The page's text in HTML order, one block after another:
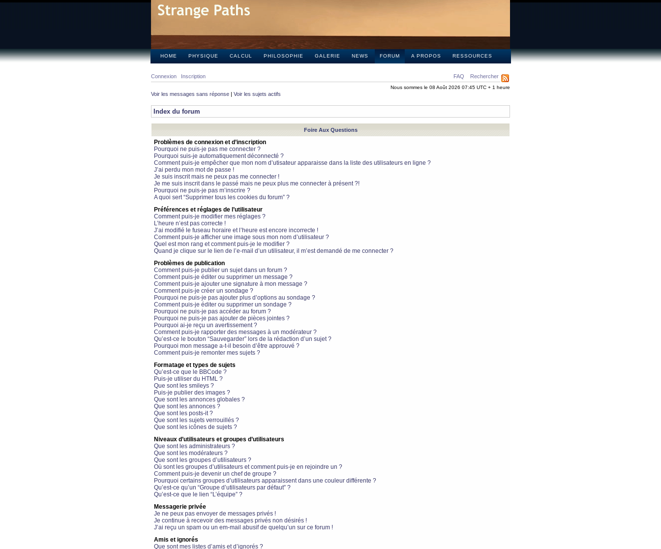
HOME PHYSIQUE CALCUL PHILOSOPHIE GALERIE NEWS FORUM A PROPOS RESSOURCES
FAQ Rechercher
Connexion Inscription
Nous sommes le 08 Août 2026 07:45 UTC + 1 heure
Voir les messages sans réponse | Voir les sujets actifs
Index du forum
Foire Aux Questions
Problèmes de connexion et d’inscription
Pourquoi ne puis-je pas me connecter ?
Pourquoi suis-je automatiquement déconnecté ?
Comment puis-je empêcher que mon nom d’utisateur apparaisse dans la liste des utilisateurs en ligne ?
J’ai perdu mon mot de passe !
Je suis inscrit mais ne peux pas me connecter !
Je me suis inscrit dans le passé mais ne peux plus me connecter à présent ?!
Pourquoi ne puis-je pas m’inscrire ?
A quoi sert “Supprimer tous les cookies du forum” ?
Préférences et réglages de l’utilisateur
Comment puis-je modifier mes réglages ?
L’heure n’est pas correcte !
J’ai modifié le fuseau horaire et l’heure est encore incorrecte !
Comment puis-je afficher une image sous mon nom d’utilisateur ?
Quel est mon rang et comment puis-je le modifier ?
Quand je clique sur le lien de l’e-mail d’un utilisateur, il m’est demandé de me connecter ?
Problèmes de publication
Comment puis-je publier un sujet dans un forum ?
Comment puis-je éditer ou supprimer un message ?
Comment puis-je ajouter une signature à mon message ?
Comment puis-je créer un sondage ?
Pourquoi ne puis-je pas ajouter plus d’options au sondage ?
Comment puis-je éditer ou supprimer un sondage ?
Pourquoi ne puis-je pas accéder au forum ?
Pourquoi ne puis-je pas ajouter de pièces jointes ?
Pourquoi ai-je reçu un avertissement ?
Comment puis-je rapporter des messages à un modérateur ?
Qu’est-ce le bouton “Sauvegarder” lors de la rédaction d’un sujet ?
Pourquoi mon message a-t-il besoin d’être approuvé ?
Comment puis-je remonter mes sujets ?
Formatage et types de sujets
Qu’est-ce que le BBCode ?
Puis-je utiliser du HTML ?
Que sont les smileys ?
Puis-je publier des images ?
Que sont les annonces globales ?
Que sont les annonces ?
Que sont les posts-it ?
Que sont les sujets verrouillés ?
Que sont les icônes de sujets ?
Niveaux d’utilisateurs et groupes d’utilisateurs
Que sont les administrateurs ?
Que sont les modérateurs ?
Que sont les groupes d’utilisateurs ?
Où sont les groupes d’utilisateurs et comment puis-je en rejoindre un ?
Comment puis-je devenir un chef de groupe ?
Pourquoi certains groupes d’utilisateurs apparaissent dans une couleur différente ?
Qu’est-ce qu’un “Groupe d’utilisateurs par défaut” ?
Qu’est-ce que le lien “L’équipe” ?
Messagerie privée
Je ne peux pas envoyer de messages privés !
Je continue à recevoir des messages privés non désirés !
J’ai reçu un spam ou un em-mail abusif de quelqu’un sur ce forum !
Amis et ignorés
Que sont mes listes d’amis et d’ignorés ?